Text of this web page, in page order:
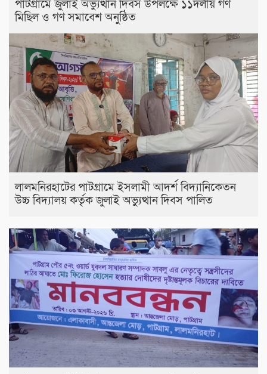
পাটগ্রামে জুলাই অভ্যুত্থান দিবস উপলক্ষে ১১দলীয় গণ
মিছিল ও গণ সমাবেশ অনুষ্ঠিত
লালমনিরহাটের পাটগ্রামে ইসলামী আদর্শ বিদ্যানিকেতন
উচ্চ বিদ্যালয় কর্তৃক জুলাই অভ্যুত্থান দিবস পালিত